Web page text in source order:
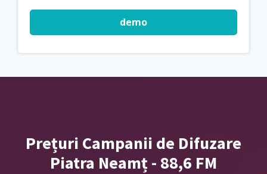
demo
Prețuri Campanii de Difuzare
Piatra Neamț - 88,6 FM